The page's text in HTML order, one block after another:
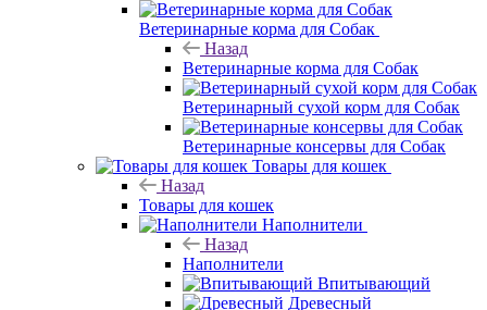
Ветеринарные корма для Собак
Назад
Ветеринарные корма для Собак
Ветеринарный сухой корм для Собак
Ветеринарные консервы для Собак
Товары для кошек
Назад
Товары для кошек
Наполнители
Назад
Наполнители
Впитывающий
Древесный